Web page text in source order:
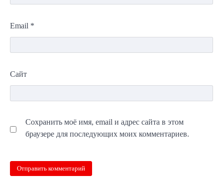
Email *
Сайт
Сохранить моё имя, email и адрес сайта в этом
браузере для последующих моих комментариев.